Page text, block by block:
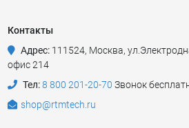
Контакты
Адрес: 111524, Москва,
офис 214
Тел:8 800 201-20-70 Звонок
shop@rtmtech.ru